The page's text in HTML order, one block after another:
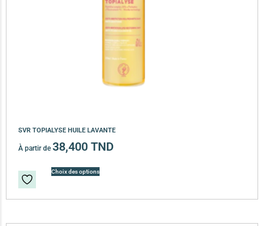
SVR TOPIALYSE HUILE LAVANTE
À partir de 38,400 TND
Choix des options